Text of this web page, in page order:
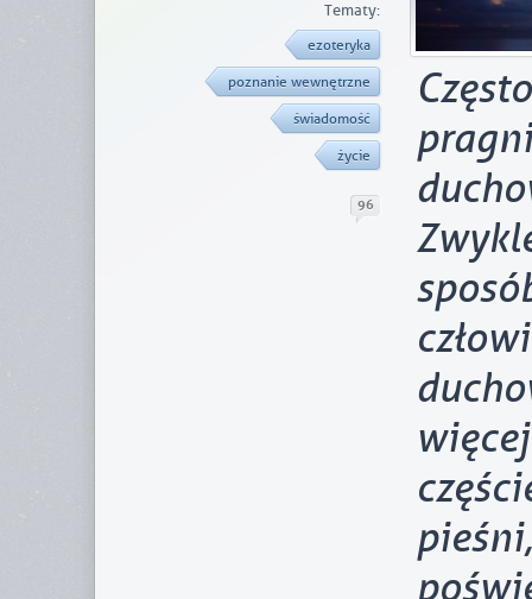
Tematy:
ezoteryka
poznanie wewnętrzne
świadomość
życie
96